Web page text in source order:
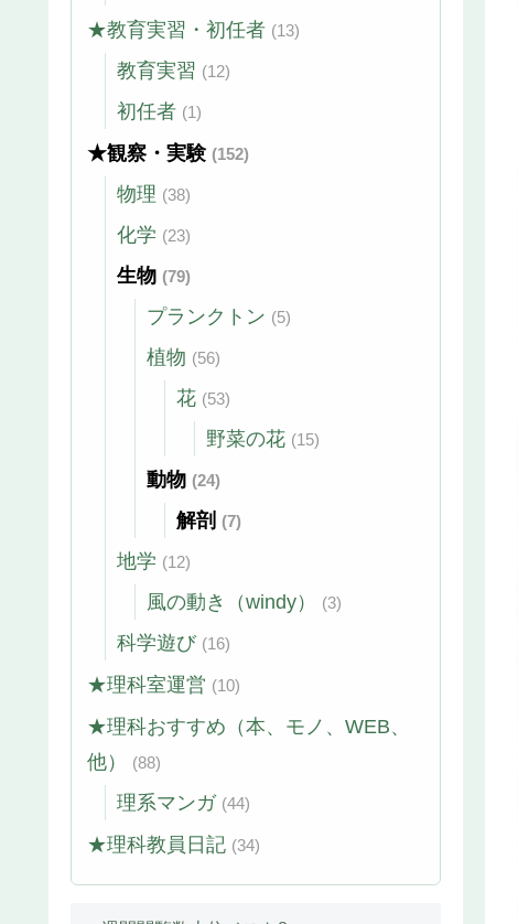
★教育実習・初任者 (13)
教育実習 (12)
初任者 (1)
★観察・実験 (152)
物理 (38)
化学 (23)
生物 (79)
プランクトン (5)
植物 (56)
花 (53)
野菜の花 (15)
動物 (24)
解剖 (7)
地学 (12)
風の動き（windy） (3)
科学遊び (16)
★理科室運営 (10)
★理科おすすめ（本、モノ、WEB、
他）
(88)
理系マンガ (44)
★理科教員日記 (34)